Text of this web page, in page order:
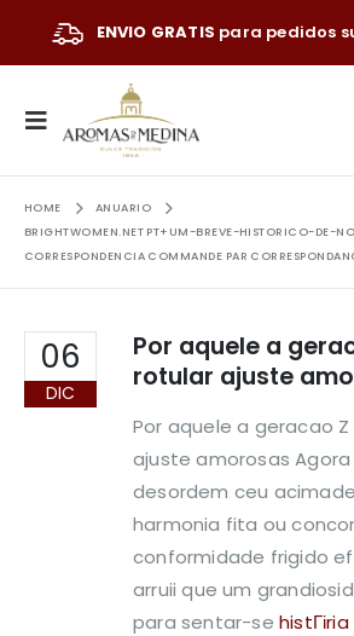
ENVIO GRATIS para pedidos
HOME
ANUARIO
BRIGHTWOMEN.NET PT+UM-BREVE-HISTORICO-DE-
CORRESPONDENCIA COMMANDE PAR
06
DIC
Por aquele a
rotular ajuste
Por aquele a geracao
ajuste amorosas
desordem ceu
harmonia fita ou
conformidade frigido
arruii que um
para sentar-se